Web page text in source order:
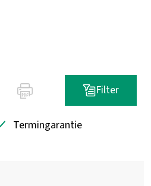
Filter
Termingarantie